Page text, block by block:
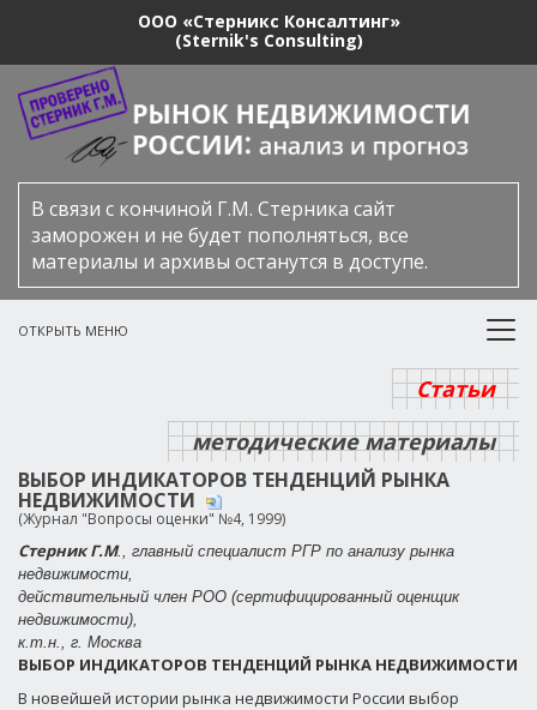
ООО «Стерникс Консалтинг»
(Sternik's Consulting)
В связи с кончиной Г.М. Стерника сайт
заморожен и не будет пополняться, все
материалы и архивы останутся в доступе.
ОТКРЫТЬ МЕНЮ
Статьи
методические материалы
ВЫБОР ИНДИКАТОРОВ ТЕНДЕНЦИЙ РЫНКА
НЕДВИЖИМОСТИ
(Журнал "Вопросы оценки" №4, 1999)
Стерник Г.М., главный специалист РГР по анализу рынка
недвижимости,
действительный член РОО (сертифицированный оценщик
недвижимости),
к.т.н., г. Москва
ВЫБОР ИНДИКАТОРОВ ТЕНДЕНЦИЙ РЫНКА НЕДВИЖИМОСТИ
В новейшей истории рынка недвижимости России выбор